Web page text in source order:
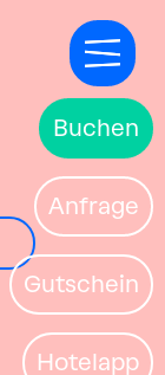
Buchen
Anfrage
Gutschein
Hotelapp